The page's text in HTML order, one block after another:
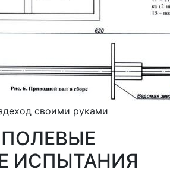
своими руками
ИСПЫТАНИЯ